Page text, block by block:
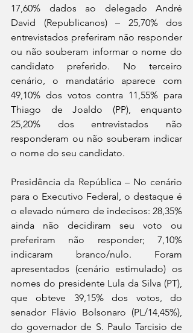
17,60% dados ao delegado André
David (Republicanos) – 25,70% dos
entrevistados preferiram não responder
ou não souberam informar o nome do
candidato preferido. No terceiro
cenário, o mandatário aparece com
49,10% dos votos contra 11,55% para
Thiago de Joaldo (PP), enquanto
25,20% dos entrevistados não
responderam ou não souberam indicar
o nome do seu candidato.
Presidência da República – No cenário
para o Executivo Federal, o destaque é
o elevado número de indecisos: 28,35%
ainda não decidiram seu voto ou
preferiram não responder; 7,10%
indicaram branco/nulo. Foram
apresentados (cenário estimulado) os
nomes do presidente Lula da Silva (PT),
que obteve 39,15% dos votos, do
senador Flávio Bolsonaro (PL/14,45%),
do governador de S. Paulo Tarcisio de